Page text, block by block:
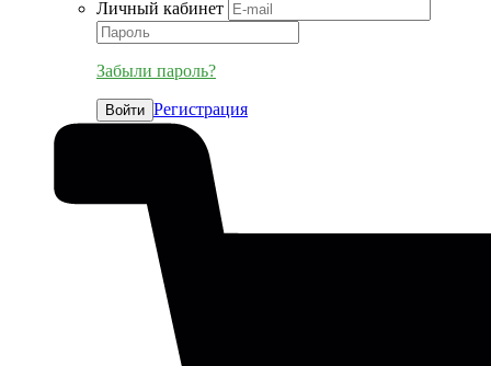
Личный кабинет
Забыли пароль?
Войти Регистрация